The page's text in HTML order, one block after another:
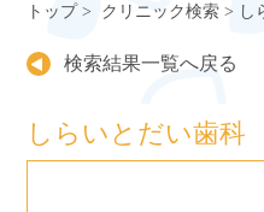
トップ クリニック検索 し
検索結果一覧へ戻る
しらいとだい歯科